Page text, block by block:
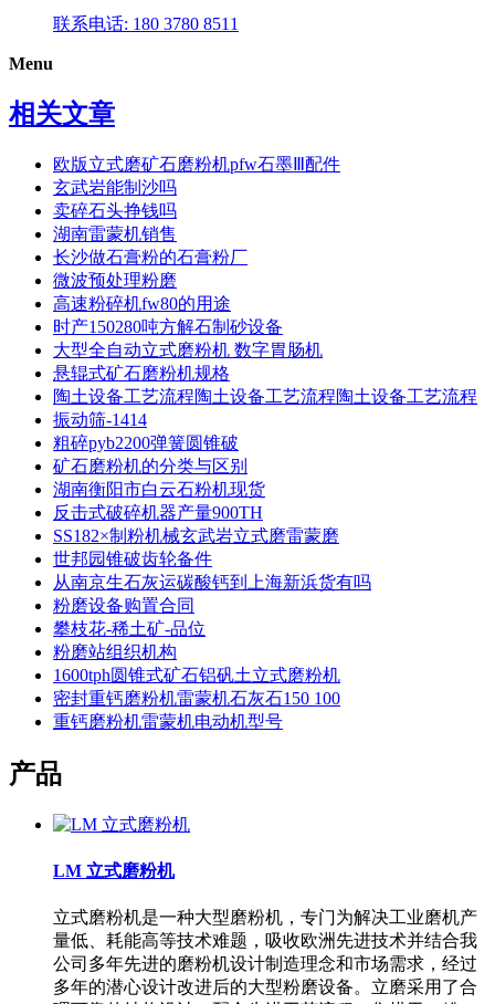
联系电话: 180 3780 8511
Menu
相关文章
欧版立式磨矿石磨粉机pfw石墨Ⅲ配件
玄武岩能制沙吗
卖碎石头挣钱吗
湖南雷蒙机销售
长沙做石膏粉的石膏粉厂
微波预处理粉磨
高速粉碎机fw80的用途
时产150280吨方解石制砂设备
大型全自动立式磨粉机 数字胃肠机
悬辊式矿石磨粉机规格
陶土设备工艺流程陶土设备工艺流程陶土设备工艺流程
振动筛-1414
粗碎pyb2200弹簧圆锥破
矿石磨粉机的分类与区别
湖南衡阳市白云石粉机现货
反击式破碎机器产量900TH
SS182×制粉机械玄武岩立式磨雷蒙磨
世邦园锥破齿轮备件
从南京生石灰运碳酸钙到上海新浜货有吗
粉磨设备购置合同
攀枝花-稀土矿-品位
粉磨站组织机构
1600tph圆锥式矿石铝矾土立式磨粉机
密封重钙磨粉机雷蒙机石灰石150 100
重钙磨粉机雷蒙机电动机型号
产品
LM 立式磨粉机
立式磨粉机是一种大型磨粉机，专门为解决工业磨机产
量低、耗能高等技术难题，吸收欧洲先进技术并结合我
公司多年先进的磨粉机设计制造理念和市场需求，经过
多年的潜心设计改进后的大型粉磨设备。立磨采用了合